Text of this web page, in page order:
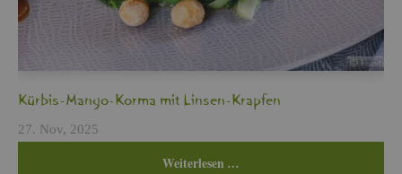
Kür­bis-Mango-Korma mit Lin­sen-Krap­fen
27. Nov, 2025
Wei­ter­le­sen …